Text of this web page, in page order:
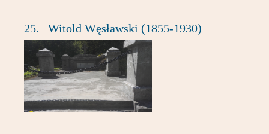
25. Witold Węsławski (1855-1930)